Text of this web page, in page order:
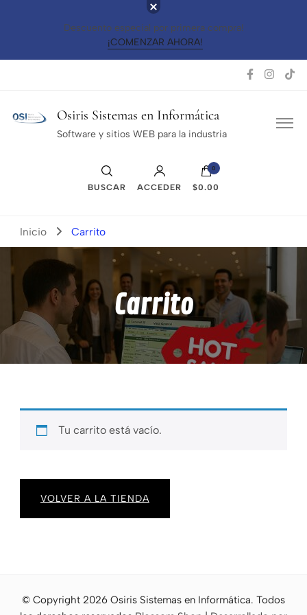
Descuento especial por primera compra!
¡COMENZAR AHORA!
Osiris Sistemas en Informática
Software y sitios WEB para la industria
BUSCAR ACCEDER
0
$0.00
Inicio Carrito
Carrito
Tu carrito está vacío.
VOLVER A LA TIENDA
© Copyright 2026 Osiris Sistemas en Informática. Todos